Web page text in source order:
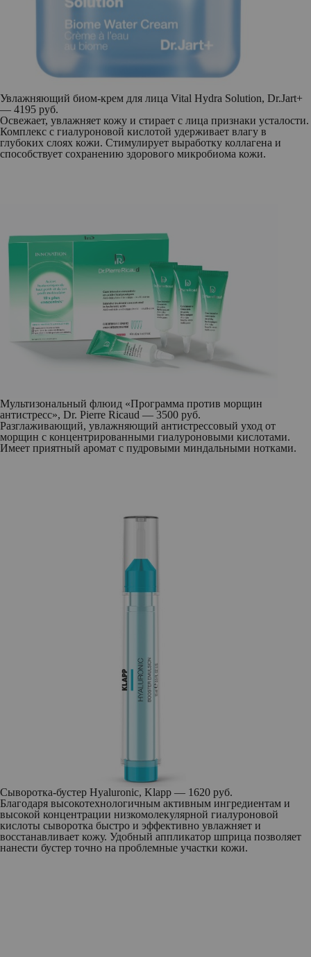
Увлажняющий биом-крем для лица Vital Hydra Solution, Dr.Jart+
— 4195 руб.
Освежает, увлажняет кожу и стирает с лица признаки усталости.
Комплекс с гиалуроновой кислотой удерживает влагу в
глубоких слоях кожи. Стимулирует выработку коллагена и
способствует сохранению здорового микробиома кожи.
Мультизональный флюид «Программа против морщин
антистресс», Dr. Pierre Ricaud — 3500 руб.
Разглаживающий, увлажняющий антистрессовый уход от
морщин с концентрированными гиалуроновыми кислотами.
Имеет приятный аромат с пудровыми миндальными нотками.
Сыворотка-бустер Hyaluronic, Klapp — 1620 руб.
Благодаря высокотехнологичным активным ингредиентам и
высокой концентрации низкомолекулярной гиалуроновой
кислоты сыворотка быстро и эффективно увлажняет и
восстанавливает кожу. Удобный аппликатор шприца позволяет
нанести бустер точно на проблемные участки кожи.